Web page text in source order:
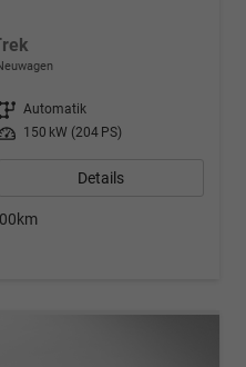
Getriebe Automatik
Leistung 150 kW (204 PS)
Details